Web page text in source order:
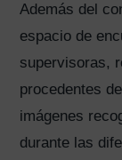
Además del
espacio de
supervisoras,
procedentes
imágenes
durante las